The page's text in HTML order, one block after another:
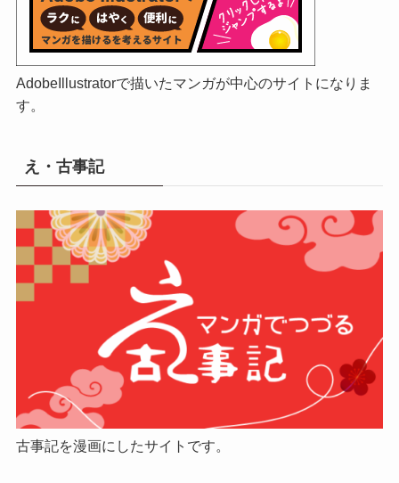
AdobeIllustratorで描いたマンガが中心のサイトになりま
す。
え・古事記
古事記を漫画にしたサイトです。